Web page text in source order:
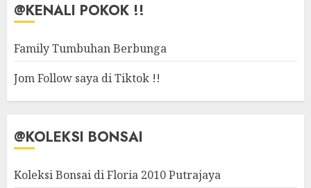
@KENALI POKOK !!
Family Tumbuhan Berbunga
Jom Follow saya di Tiktok !!
@KOLEKSI BONSAI
Koleksi Bonsai di Floria 2010 Putrajaya